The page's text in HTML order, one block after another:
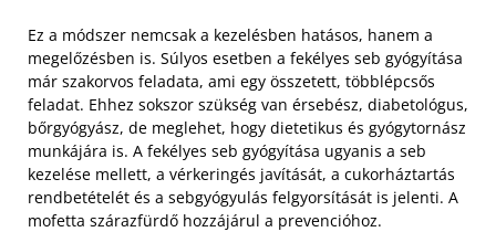
Ez a módszer nemcsak a kezelésben hatásos, hanem a
megelőzésben is. Súlyos esetben a fekélyes seb gyógyítása
már szakorvos feladata, ami egy összetett, többlépcsős
feladat. Ehhez sokszor szükség van érsebész, diabetológus,
bőrgyógyász, de meglehet, hogy dietetikus és gyógytornász
munkájára is. A fekélyes seb gyógyítása ugyanis a seb
kezelése mellett, a vérkeringés javítását, a cukorháztartás
rendbetételét és a sebgyógyulás felgyorsítását is jelenti. A
mofetta szárazfürdő hozzájárul a prevencióhoz.